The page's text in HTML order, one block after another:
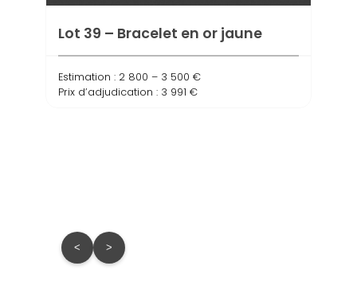
Lot 39 – Bracelet en or jaune
Estimation : 2 800 – 3 500 €
Prix d’adjudication : 3 991 €
< >